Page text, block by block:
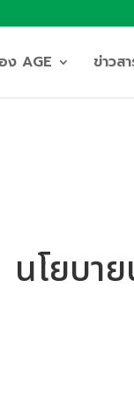
ง AGE ข่าวส
นโยบา